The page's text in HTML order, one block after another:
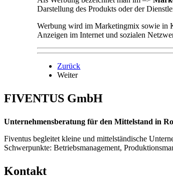
Darstellung des Produkts oder der
Werbung wird im Marketingmix sowie in
Anzeigen im Internet und sozialen
Zurück
Weiter
FIVENTUS GmbH
Unternehmensberatung für den Mittelstand in
Fiventus begleitet kleine und mittelständische
Schwerpunkte: Betriebsmanagement,
Kontakt